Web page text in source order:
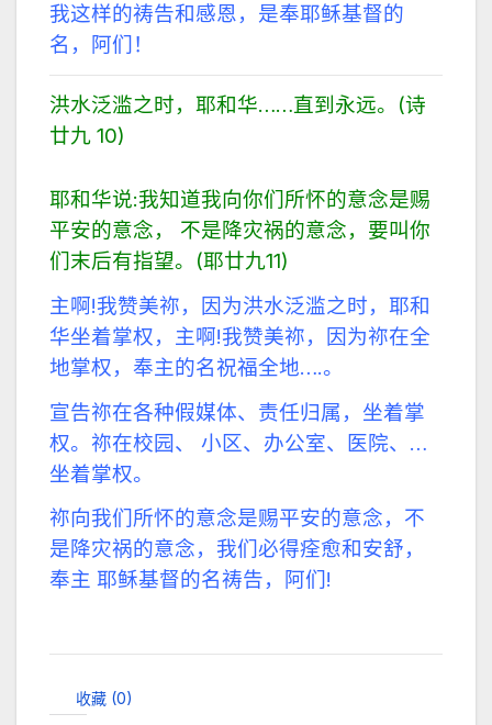
我这样的祷告和感恩，是奉耶稣基督的
名，阿们！
洪水泛滥之时，耶和华……直到永远。(诗
廿九 10)
耶和华说:我知道我向你们所怀的意念是赐
平安的意念， 不是降灾祸的意念，要叫你
们末后有指望。(耶廿九11)
主啊!我赞美祢，因为洪水泛滥之时，耶和
华坐着掌权，主啊!我赞美祢，因为祢在全
地掌权，奉主的名祝福全地….。
宣告祢在各种假媒体、责任归属，坐着掌
权。祢在校园、 小区、办公室、医院、…
坐着掌权。
祢向我们所怀的意念是赐平安的意念，不
是降灾祸的意念，我们必得痊愈和安舒，
奉主 耶稣基督的名祷告，阿们!
收藏 (0)